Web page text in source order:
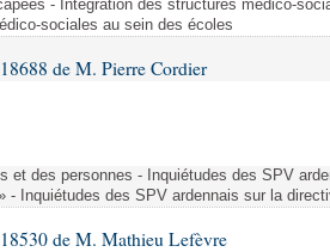
- Intégration des structures médico-
sociales au sein des écoles
de M. Pierre Cordier
et des personnes - Inquiétudes des SPV
- Inquiétudes des SPV ardennais sur la
de M. Mathieu Lefèvre